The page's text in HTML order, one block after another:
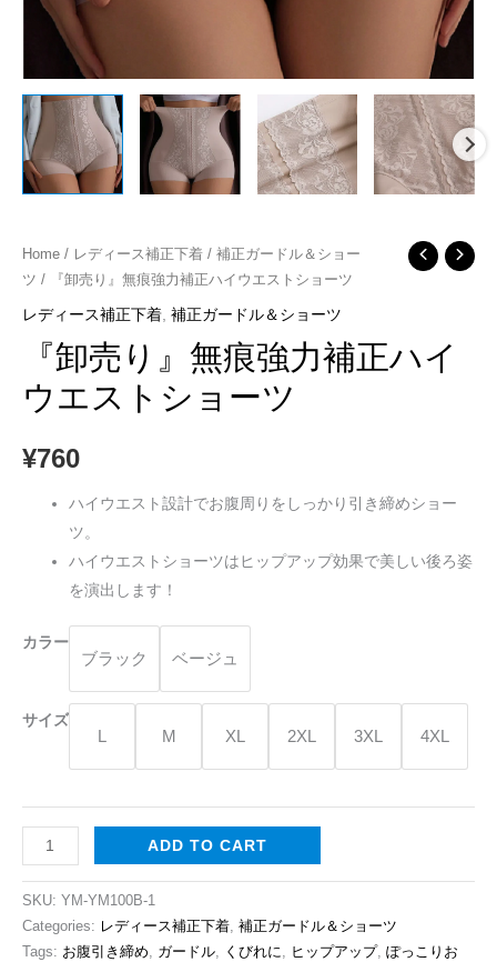
Home / レディース補正下着 / 補正ガードル＆ショー
ツ / 『卸売り』無痕強力補正ハイウエストショーツ
レディース補正下着 補正ガードル＆ショーツ
『卸売り』無痕強力補正ハイ
ウエストショーツ
¥760
ハイウエスト設計でお腹周りをしっかり引き締めショー
ツ。
ハイウエストショーツはヒップアップ効果で美しい後ろ姿
を演出します！
カラー
ブラック ベージュ
サイズ
L M XL 2XL 3XL 4XL
『卸
売
り』
強
補
ョ
quantity
ADD TO CART
SKU: YM-YM100B-1
Categories: レディース補正下着, 補正ガードル＆ショーツ
Tags: お腹引き締め, ガードル, くびれに, ヒップアップ, ぽっこりお